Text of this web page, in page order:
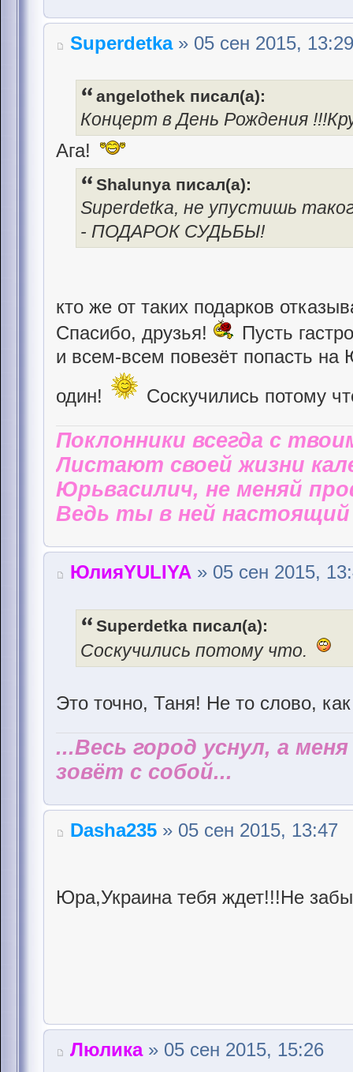
Superdetka» 05 сен 2015, 13:29
angelothek писал(а):
Концерт в День Рождения
Ага!
Shalunya писал(а):
Superdetka, не упустишь
- ПОДАРОК СУДЬБЫ!
кто же от таких подарков
Спасибо, друзья!
Пусть
и всем-всем повезёт попасть
один!
Соскучились потому
Поклонники всегда с
Листают своей жизни
Юрьвасилич, не меняй
Ведь ты в ней настоящий
ЮлияYULIYA » 05 сен 2015,
Superdetka писал(а):
Соскучились потому что.
Это точно, Таня! Не то слово,
...Весь город уснул, а
зовёт с собой...
Dasha235 » 05 сен 2015, 13:47
Юра,Украина тебя ждет!!!Не
Люлика» 05 сен 2015, 15:26